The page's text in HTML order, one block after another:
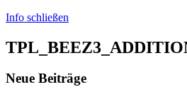
Info schließen
Neue Beiträge